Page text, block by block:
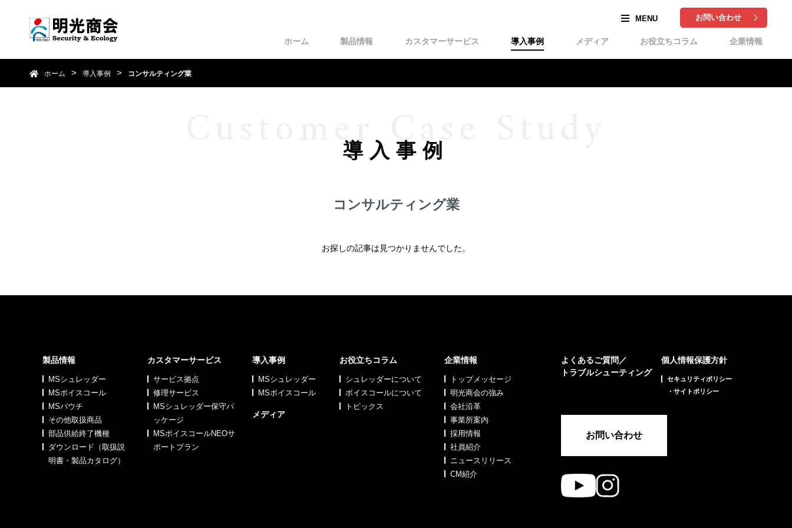
お問い合わせ
ホーム 製品情報 カスタマーサービス 導入事例 メディア お役立ちコラム 企業情報
ホーム 導入事例 コンサルティング業
導入事例
Customer Case Study
コンサルティング業
お探しの記事は見つかりませんでした。
製品情報
MSシュレッダー
MSボイスコール
MSパウチ
その他取扱商品
部品供給終了機種
ダウンロード（取扱説
明書・製品カタログ）
カスタマーサービス
サービス拠点
修理サービス
MSシュレッダー保守パ
ッケージ
MSボイスコールNEOサ
ポートプラン
導入事例
MSシュレッダー
MSボイスコール
メディア
お役立ちコラム
シュレッダーについて
ボイスコールについて
トピックス
企業情報
トップメッセージ
明光商会の強み
会社沿革
事業所案内
採用情報
社員紹介
ニュースリリース
CM紹介
よくあるご質問／
トラブルシューティング
個人情報保護方針
セキュリティポリシー
・サイトポリシー
お問い合わせ